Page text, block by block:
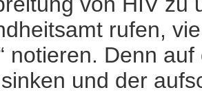
rufen,
notieren. Denn
und der